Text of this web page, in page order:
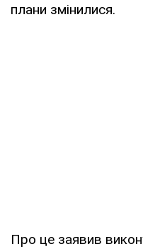
плани змінилися.
Про це заявив